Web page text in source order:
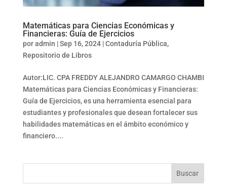
Matemáticas para Ciencias Económicas y
Financieras: Guía de Ejercicios
poradmin |Sep 16, 2024|Contaduría Pública,
Repositorio de Libros
Autor:LIC. CPA FREDDY ALEJANDRO CAMARGO CHAMBI
Matemáticas para Ciencias Económicas y Financieras:
Guía de Ejercicios, es una herramienta esencial para
estudiantes y profesionales que desean fortalecer sus
habilidades matemáticas en el ámbito económico y
financiero....
Buscar